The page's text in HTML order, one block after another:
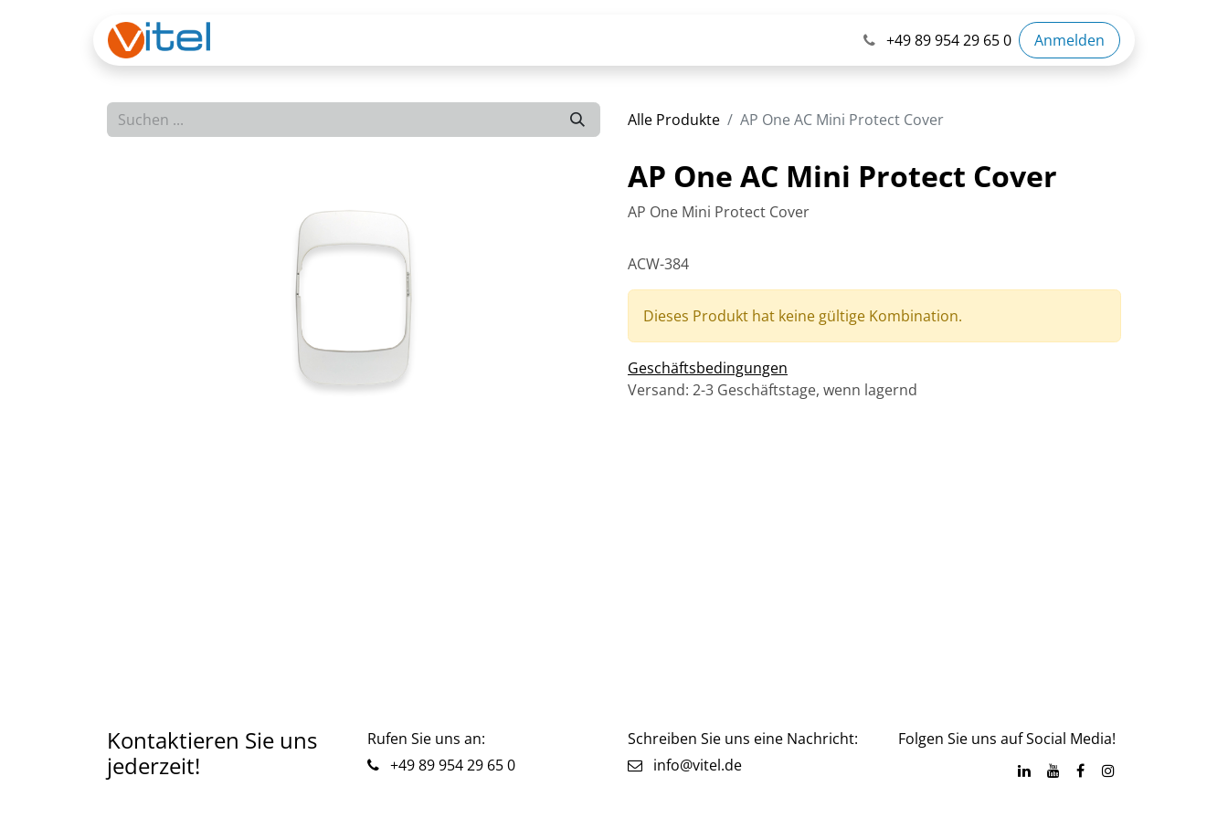
+49 89 954 29 65 0 Anmelden
Alle Produkte AP One AC Mini Protect Cover
AP One AC Mini Protect Cover
AP One Mini Protect Cover
ACW-384
Dieses Produkt hat keine gültige Kombination.
Geschäftsbedingungen
Versand: 2-3 Geschäftstage, wenn lagernd
Kontaktieren Sie uns
jederzeit!
Rufen Sie uns an:
+49 89 954 29 65 0
Schreiben Sie uns eine Nachricht:
info@vitel.de
Folgen Sie uns auf Social Media!